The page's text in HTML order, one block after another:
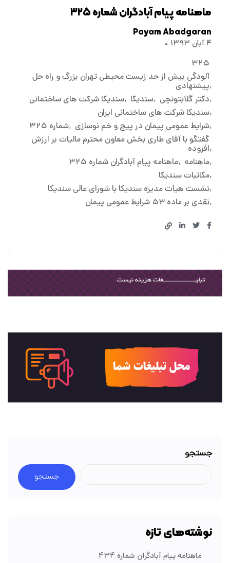
ماهنامه پیام آبادگران شماره ۳۲۵
Payam Abadgaran
۴ آبان ۱۳۹۳
۳۲۵
آلودگی بیش از حد زیست محیطی تهران بزرگ و راه حل
پیشنهادی
دکتر گلابتونچی سندیکا سندیکا شرکت های ساختمانی
سندیکا شرکت های ساختمانی ایران
شرایط عمومی پیمان در پیچ و خم نوسازی شماره ۳۲۵
گفتگو با آقای طاری بخش معاون محترم مالیات بر ارزش
افزوده
ماهنامه ماهنامه پیام آبادگران شماره ۳۲۵
مکاتبات سندیکا
نشست هیات مدیره سندیکا با شورای عالی سندیکا
نقدی بر ماده ۵۳ شرایط عمومی پیمان
جستجو
جستجو
نوشته‌های تازه
ماهنامه پیام آبادگران شماره ۴۳۴